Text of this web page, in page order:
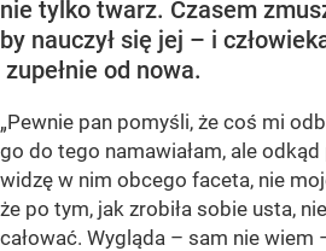
nie tylko twarz. Czasem
by nauczył się jej – i
zupełnie od nowa.
„Pewnie pan pomyśli, że coś mi
go do tego namawiałam, ale
widzę w nim obcego faceta, nie
że po tym, jak zrobiła sobie usta,
całować. Wygląda – sam nie wiem